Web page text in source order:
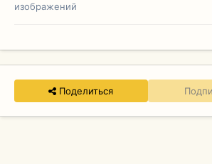
изображений
Поделиться